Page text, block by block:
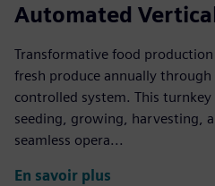
Automated
Transformative food
fresh produce annually
controlled system. This
seeding, growing, harvesting,
seamless opera...
En savoir plus